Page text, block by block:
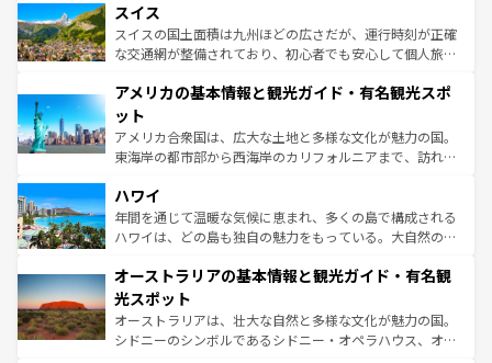
を参照してほしい。
は、お酒好きな人にはぜひ体験してほしい。 なお、新着の
ドイツ情報はコンテンツ一覧を参照してほしい。
リアごとに異なる魅力がある。また、優雅なアフタヌーン
ティー、ビール好きにはたまらない英国パブ、サッカー観
戦など、本場だからこそできる体験も豊富。イギリスを旅
ンツ一覧を参照してほしい。
スイス
スイスの国土面積は九州ほどの広さだが、運行時刻が正確
な交通網が整備されており、初心者でも安心して個人旅行
の建物がそのまま残る町や、スイスならではのユニークな
博物館もあり、アルプス観光だけでなく町歩きも満喫する
ことができる。国民の所得が高いため物価も高いが、旅行
者向けの交通パス提供のサービスもあり、うまく活用すれ
着のスイス情報は
アメリカの基本情報と観光ガイド・有名観光スポ
ット
アメリカ合衆国は、広大な土地と多様な文化が魅力の国。
東海岸の都市部から西海岸のカリフォルニアまで、訪れる
のような巨大都市は、観光、ショッピング、エンターテイ
ンメントが詰まった刺激的なスポットだ。一方、アメリカ
西部には大自然が広がり、グランドキャニオンやイエロー
部のニューオーリンズでは、音楽と美食が融合した独特の
文化が魅力。旅行者はアメリカの各地域で異なる魅力を楽
しみながら、その多様性と豊かな歴史を感じることができ
るだろう。車でのロードトリップや列車の旅も、アメリカ
ハワイ
年間を通じて温暖な気候に恵まれ、多くの島で構成される
ハワイは、どの島も独自の魅力をもっている。大自然の神
ワイ島は見逃せない。また、定番の観光地といえばオアフ
島だが、静かな自然を求めるならマウイ島やカウアイ島が
おすすめ。エメラルドグリーンに輝く海をはじめ、豊かな
文化や歴史が息づいている。「アロハスピリット」と呼ば
オーストラリアの基本情報と観光ガイド・有名観
光スポット
オーストラリアは、壮大な自然と多様な文化が魅力の国。
シドニーのシンボルであるシドニー・オペラハウス、オー